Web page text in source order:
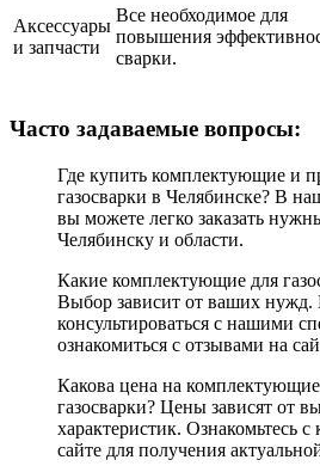
Аксессуары
и запчасти
Все необходимое для
повышения
сварки.
Часто задаваемые вопросы:
Где купить комплектующие и
газосварки в Челябинске? В
вы можете легко заказать
Челябинску и области.
Какие комплектующие для
Выбор зависит от ваших
консультироваться с нашими
ознакомиться с отзывами на
Какова цена на
газосварки? Цены зависят от
характеристик. Ознакомьтесь
сайте для получения